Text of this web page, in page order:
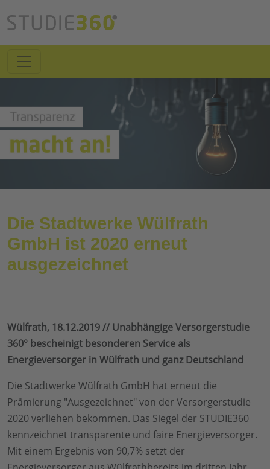
Die Stadtwerke Wülfrath
GmbH ist 2020 erneut
ausgezeichnet
Wülfrath, 18.12.2019 // Unabhängige Versorgerstudie
360° bescheinigt besonderen Service als
Energieversorger in Wülfrath und ganz Deutschland
Die Stadtwerke Wülfrath GmbH hat erneut die
Prämierung "Ausgezeichnet" von der Versorgerstudie
2020 verliehen bekommen. Das Siegel der STUDIE360
kennzeichnet transparente und faire Energieversorger.
Mit einem Ergebnis von 90,7% setzt der